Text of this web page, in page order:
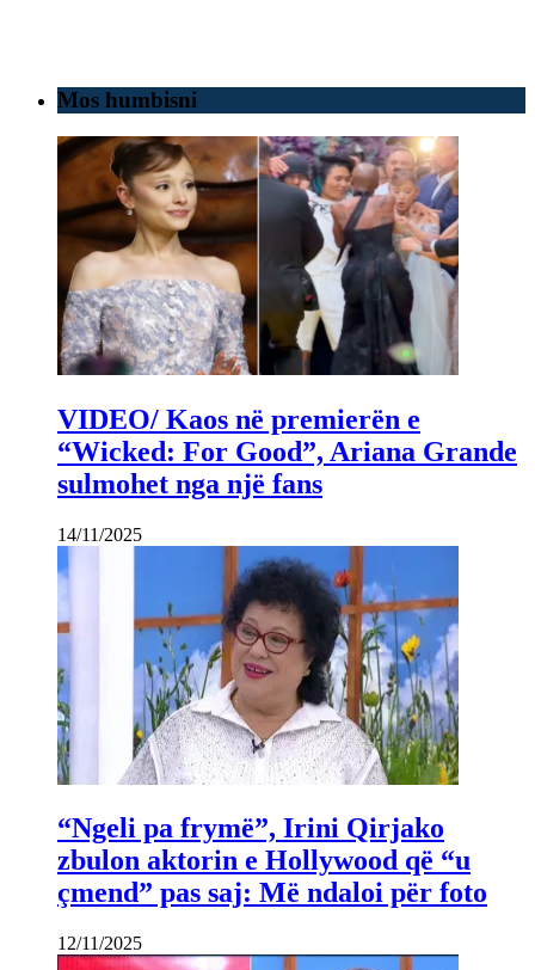
Mos humbisni
VIDEO/ Kaos në premierën e
“Wicked: For Good”, Ariana Grande
sulmohet nga një fans
14/11/2025
“Ngeli pa frymë”, Irini Qirjako
zbulon aktorin e Hollywood që “u
çmend” pas saj: Më ndaloi për foto
12/11/2025